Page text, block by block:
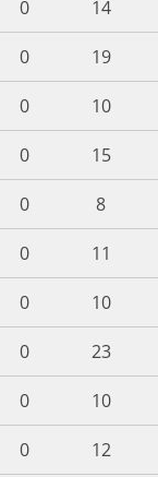
0
14
0
19
0
10
0
15
0
8
0
11
0
10
0
23
0
10
0
12